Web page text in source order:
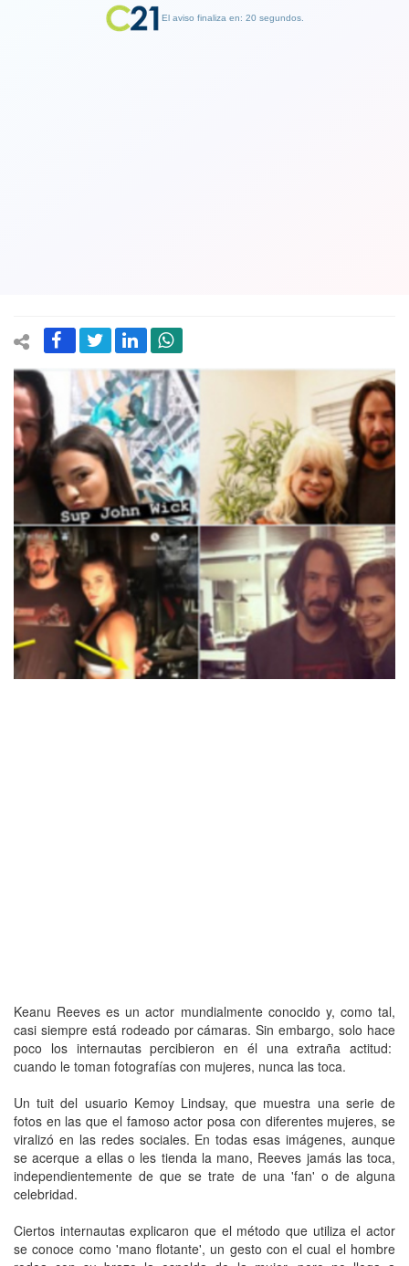
Keanu Reeves es un actor mundialmente conocido y, como tal,
casi siempre está rodeado por cámaras. Sin embargo, solo hace
poco los internautas percibieron en él una extraña actitud:
cuando le toman fotografías con mujeres, nunca las toca.
Un tuit del usuario Kemoy Lindsay, que muestra una serie de
fotos en las que el famoso actor posa con diferentes mujeres, se
viralizó en las redes sociales. En todas esas imágenes, aunque
se acerque a ellas o les tienda la mano, Reeves jamás las toca,
independientemente de que se trate de una 'fan' o de alguna
celebridad.
Ciertos internautas explicaron que el método que utiliza el actor
se conoce como 'mano flotante', un gesto con el cual el hombre
El aviso finaliza en: 19 segundos.